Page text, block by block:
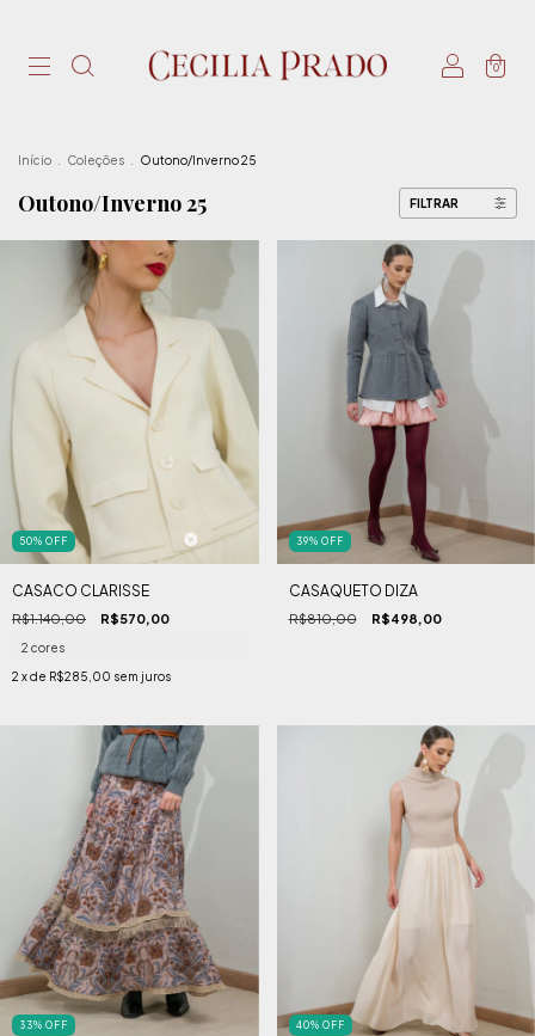
0
Início Coleções Outono/Inverno 25
Outono/Inverno 25 FILTRAR
50% OFF
CASACO CLARISSE
R$1.140,00 R$570,00
2 cores
2 x de R$285,00 sem juros
39% OFF
CASAQUETO DIZA
R$810,00 R$498,00
33% OFF 40% OFF